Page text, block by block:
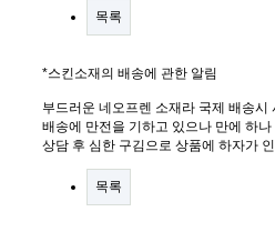
목록
*스킨소재의 배송에 관한 알림
부드러운 네오프렌 소재라 국제 배송
배송에 만전을 기하고 있으나 만에 하
상담 후 심한 구김으로 상품에 하자가
목록